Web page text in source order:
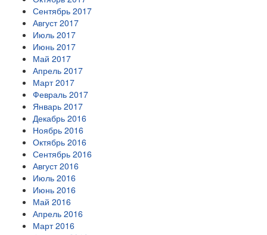
Сентябрь 2017
Август 2017
Июль 2017
Июнь 2017
Май 2017
Апрель 2017
Март 2017
Февраль 2017
Январь 2017
Декабрь 2016
Ноябрь 2016
Октябрь 2016
Сентябрь 2016
Август 2016
Июль 2016
Июнь 2016
Май 2016
Апрель 2016
Март 2016